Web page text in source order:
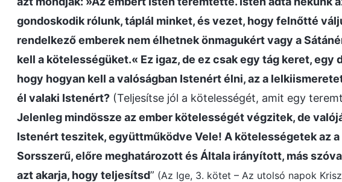
gondoskodik rólunk, táplál minket, és vezet, hogy felnőtté
rendelkező emberek nem élhetnek önmagukért vagy a
kell a kötelességüket.« Ez igaz, de ez csak egy tág keret,
hogy hogyan kell a valóságban Istenért élni, az a
él valaki Istenért? (Teljesítse jól a kötelességét, amit egy
Jelenleg mindössze az ember kötelességét végzitek, de
Istenért teszitek, együttműködve Vele! A kötelességetek az
Sorsszerű, előre meghatározott és Általa irányított, más
azt akarja, hogy teljesítsd” (Az Ige, 3. kötet – Az utolsó napok